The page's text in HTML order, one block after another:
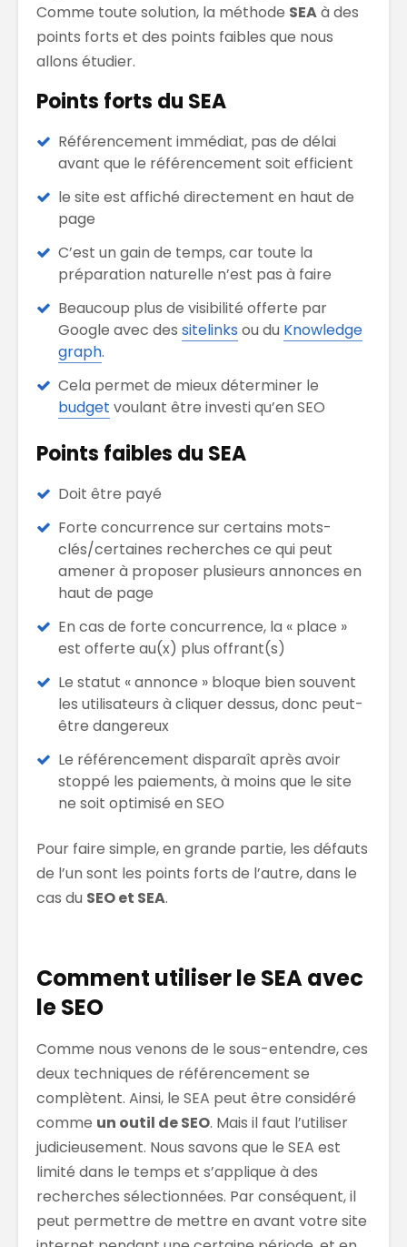
Comme toute solution, la méthode SEAà des
points forts et des points faibles que nous
allons étudier.
Points forts du SEA
Référencement immédiat, pas de délai
avant que le référencement soit efficient
le site est affiché directement en haut de
page
C’est un gain de temps, car toute la
préparation naturelle n’est pas à faire
Beaucoup plus de visibilité offerte par
Google avec des sitelinks ou du Knowledge
graph.
Cela permet de mieux déterminer le
budget voulant être investi qu’en SEO
Points faibles du SEA
Doit être payé
Forte concurrence sur certains mots-
clés/certaines recherches ce qui peut
amener à proposer plusieurs annonces en
haut de page
En cas de forte concurrence, la « place »
est offerte au(x) plus offrant(s)
Le statut « annonce » bloque bien souvent
les utilisateurs à cliquer dessus, donc peut-
être dangereux
Le référencement disparaît après avoir
stoppé les paiements, à moins que le site
ne soit optimisé en SEO
Pour faire simple, en grande partie, les défauts
de l’un sont les points forts de l’autre, dans le
cas du SEO et SEA.
Comment utiliser le SEA avec
le SEO
Comme nous venons de le sous-entendre, ces
deux techniques de référencement se
complètent. Ainsi, le SEA peut être considéré
comme un outil de SEO. Mais il faut l’utiliser
judicieusement. Nous savons que le SEA est
limité dans le temps et s’applique à des
recherches sélectionnées. Par conséquent, il
peut permettre de mettre en avant votre site